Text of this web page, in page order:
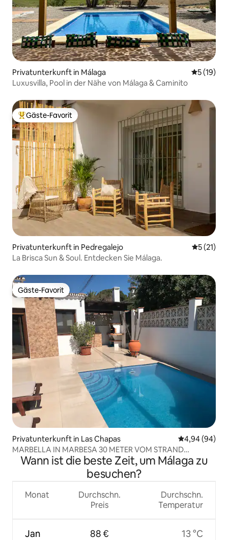
Privatunterkunft in Málaga
5 (19)
Luxusvilla, Pool in der Nähe von Málaga & Caminito
Beliebter Gäste-Favorit.
Gäste-Favorit
Privatunterkunft in Pedregalejo
5 (21)
La Brisca Sun & Soul. Entdecken Sie Málaga.
Gäste-Favorit
Gäste-Favorit
Privatunterkunft in Las Chapas
4,94 (94)
MARBELLA IN MARBESA 30 METER VOM STRAND
ENTFERNT
Wann ist die beste Zeit, um Málaga zu
besuchen?
Monat
Jan
Durchschn.
Preis
88 €
Durchschn.
Temperatur
13 °C